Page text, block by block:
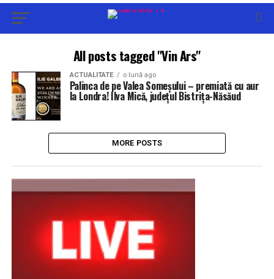
All posts tagged "Vin Ars"
ACTUALITATE o lună ago
Palinca de pe Valea Someșului – premiată cu aur
la Londra! Ilva Mică, județul Bistrița-Năsăud
MORE POSTS